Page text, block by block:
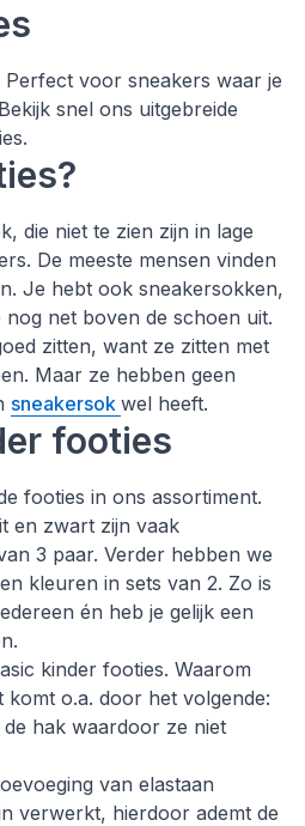
voor sneakers waar je
snel ons uitgebreide
die niet te zien zijn in lage
De meeste mensen vinden
Je hebt ook sneakersokken,
net boven de schoen uit.
zitten, want ze zitten met
Maar ze hebben geen
sneakersok wel heeft.
footies
footies in ons assortiment.
en zwart zijn vaak
3 paar. Verder hebben we
kleuren in sets van 2. Zo is
én heb je gelijk een
kinder footies. Waarom
o.a. door het volgende:
hak waardoor ze niet
van elastaan
verwerkt, hierdoor ademt de